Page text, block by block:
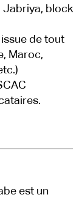
Jabriya, block
de tout
Maroc,
est un